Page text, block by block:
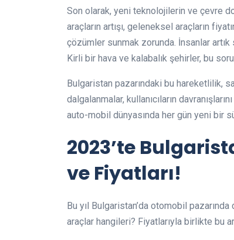
Son olarak, yeni teknolojilerin ve çevre
araçların artışı, geleneksel araçların
çözümler sunmak zorunda. İnsanlar
Kirli bir hava ve kalabalık şehirler, bu
Bulgaristan pazarındaki bu hareketlilik,
dalgalanmalar, kullanıcıların
auto-mobil dünyasında her gün yeni bir
2023’te
ve Fiyatları!
Bu yıl Bulgaristan’da otomobil
araçlar hangileri? Fiyatlarıyla birlikte bu